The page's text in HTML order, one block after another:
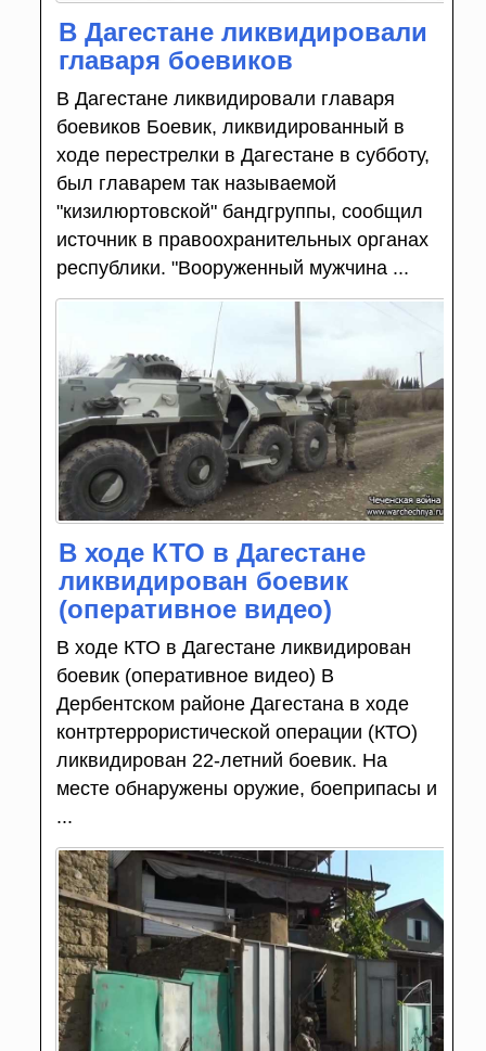
В Дагестане ликвидировали
главаря боевиков
В Дагестане ликвидировали главаря
боевиков Боевик, ликвидированный в
ходе перестрелки в Дагестане в субботу,
был главарем так называемой
"кизилюртовской" бандгруппы, сообщил
источник в правоохранительных органах
республики. "Вооруженный мужчина ...
В ходе КТО в Дагестане
ликвидирован боевик
(оперативное видео)
В ходе КТО в Дагестане ликвидирован
боевик (оперативное видео) В
Дербентском районе Дагестана в ходе
контртеррористической операции (КТО)
ликвидирован 22-летний боевик. На
месте обнаружены оружие, боеприпасы и
...